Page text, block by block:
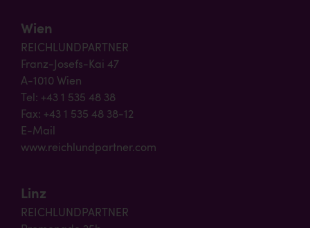
Wien
REICHLUNDPARTNER
Franz-Josefs-Kai 47
A-1010 Wien
Tel: +43 1 535 48 38
Fax: +43 1 535 48 38-12
E-Mail
www.reichlundpartner.com
Linz
REICHLUNDPARTNER